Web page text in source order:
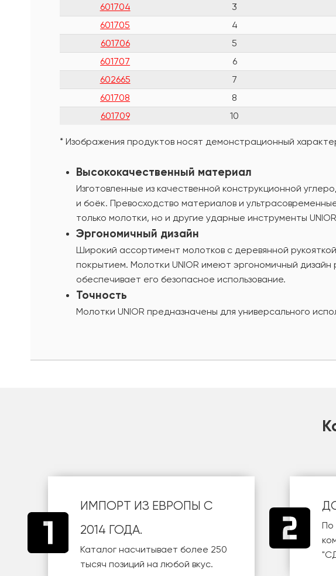
601704
3
601705
4
601706
5
601707
6
602665
7
601708
8
601709
10
* Изображения продуктов носят демонстрационный
Высококачественный материал
Изготовленные из качественной конструкционной
и боёк. Превосходство материалов и
только молотки, но и другие ударные инструменты
Эргономичный дизайн
Широкий ассортимент молотков с деревянной
покрытием. Молотки UNIOR имеют эргономичный
обеспечивает его безопасное использование.
Точность
Молотки UNIOR предназначены для универсального
ИМПОРТ ИЗ ЕВРОПЫ С
2014 ГОДА.
Каталог насчитывает более 250
тысяч позиций на любой вкус.
По